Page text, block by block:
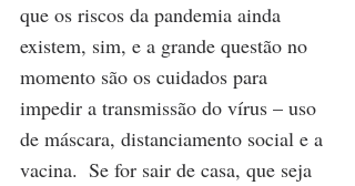
que os riscos da pandemia ainda
existem, sim, e a grande questão no
momento são os cuidados para
impedir a transmissão do vírus – uso
de máscara, distanciamento social e a
vacina.  Se for sair de casa, que seja